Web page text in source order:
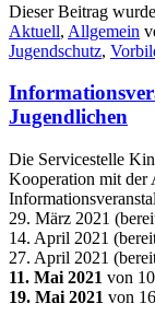
Dieser Beitrag
Aktuell, Allgemein
Jugendschutz,
Jugendlichen
Die Servicestelle
Kooperation mit der
29. März 2021
14. April 2021
27. April 2021
11. Mai 2021 von
19. Mai 2021 von